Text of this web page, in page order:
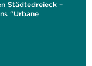
Städtedreieck –
"Urbane